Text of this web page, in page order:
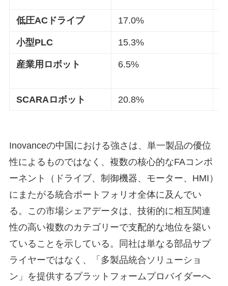
低圧ACドライブ 17.0%
小型PLC 15.3%
産業用ロボット 6.5%
SCARAロボット 20.8%
Inovanceの中国における強さは、単一製品の優位
性によるものではなく、複数の核心的なFAコンポ
ーネント（ドライブ、制御機器、モーター、HMI）
にまたがる統合ポートフォリオ全体に及んでい
る。この市場シェアデータは、技術的に相互関連
性の高い複数のカテゴリーで支配的な地位を築い
ていることを示している。同社は単なる部品サプ
ライヤーではなく、「多製品統合ソリューショ
ン」を提供するプラットフォームプロバイダーへ